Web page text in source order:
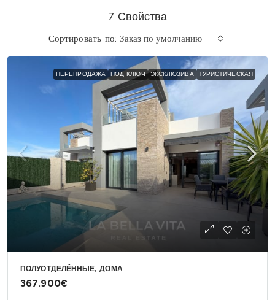
7 Свойства
Сортировать по: Заказ по умолчанию
ПЕРЕПРОДАЖА ПОД КЛЮЧ ЭКСКЛЮЗИВА ТУРИСТИЧЕСКАЯ
ПОЛУОТДЕЛЁННЫЕ, ДОМА
367.900€